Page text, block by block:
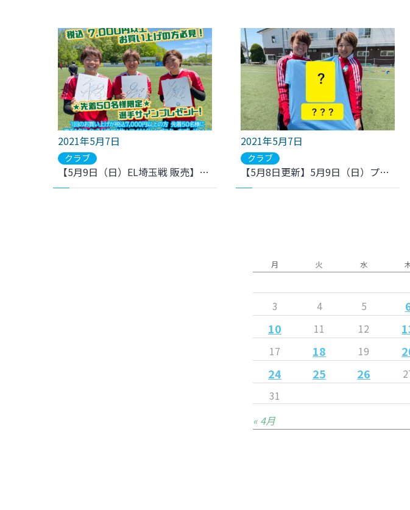
2021年5月7日
クラブ
【5月9日（日）EL埼玉戦 販売】グッズラインナップのご紹介！
2021年5月7日
クラブ
【5月8日更新】5月9日（日）プレシーズンマッチ EL埼玉戦 ホームゲームのご案内
月 火 水
3
4 5
10 11 12
17 18 19
24
25 26
31
« 4月